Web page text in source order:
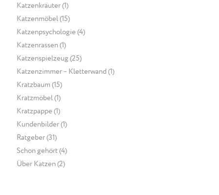
Katzenkräuter(1)
Katzenmöbel (15)
Katzenpsychologie (4)
Katzenrassen(1)
Katzenspielzeug(25)
Katzenzimmer – Kletterwand (1)
Kratzbaum (15)
Kratzmöbel (1)
Kratzpappe (1)
Kundenbilder(1)
Ratgeber(31)
Schon gehört(4)
Über Katzen(2)